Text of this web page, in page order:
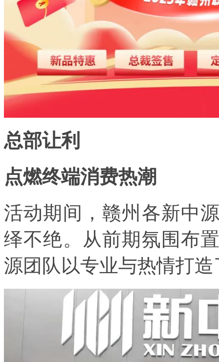
总部让利
点燃终端消费热潮
活动期间，赣州各新中
绎不绝。从前期氛围布
源团队以专业与热情打